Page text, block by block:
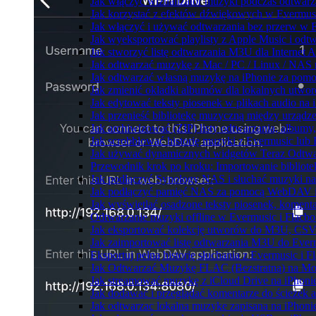
Jak korzystać z efektów dźwiękowych w
Jak włączyć i używać odtwarzania bez przerw w
Jak wyeksportować playlisty z Apple Music i
Jak stworzyć listę odtwarzania M3U dla Internet
Jak odtwarzać muzykę z Mac / PC / Linux /
Jak odtwarzać własną muzykę na iPhonie za
Jak zmienić okładki albumów dla lokalnych
Jak edytować teksty piosenek w plikach audio
Jak przenieść bibliotekę muzyczną między
Jak archiwizować (ZIP) listy odtwarzania,
Jak scrobblować historię muzyki z Evermusic lub
Jak używać dynamicznych widgetów Teraz
Przewodnik krok po kroku: Importowanie
Jak podłączyć Synology NAS i słuchać muzyki
Jak podłączyć pamięć NAS za pomocą
Jak wyświetlać osadzone teksty piosenek,
Odtwarzanie muzyki offline w Evermusic i
Jak eksportować kolekcję utworów do M3U,
Jak zaimportować listę odtwarzania M3U do
Eksportuj pełną historię słuchania z Evermusic i
Jak Odtwarzać Muzykę FLAC (Bezstratną) na
Jak streamować muzykę z iCloud Drive na
Jak dodawać i przeglądać komentarze do
Jak odtwarzac lokalna muzyke zapisana na